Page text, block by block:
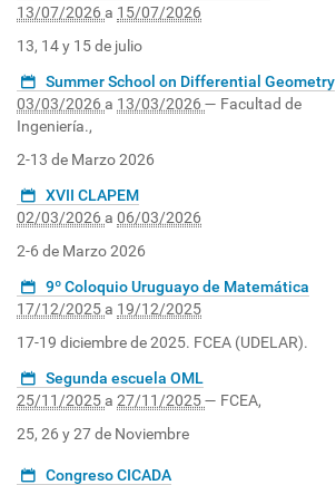
13/07/2026 a 15/07/2026
13, 14 y 15 de julio
Summer School on Differential Geometry
03/03/2026 a 13/03/2026 — Facultad de
Ingeniería.,
2-13 de Marzo 2026
XVII CLAPEM
02/03/2026 a 06/03/2026
2-6 de Marzo 2026
9º Coloquio Uruguayo de Matemática
17/12/2025 a 19/12/2025
17-19 diciembre de 2025. FCEA (UDELAR).
Segunda escuela OML
25/11/2025 a 27/11/2025— FCEA,
25, 26 y 27 de Noviembre
Congreso CICADA